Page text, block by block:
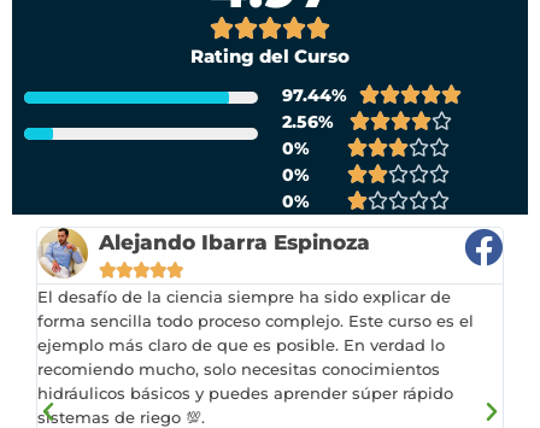

a
l
o
o
c
o
n
.
8
Rating del Curso
97.44% 
a
d
o
c
2.56% 
o
d
o
n
0% 
l
a
d
o
0% 
a
r
a
c
0% 
V
o
r
o
Alejando Ibarra Espinoza

El desafío de la ciencia siempre ha sido explicar de
forma sencilla todo proceso complejo. Este curso es el
ejemplo más claro de que es posible. En verdad lo
recomiendo mucho, solo necesitas conocimientos
hidráulicos básicos y puedes aprender súper rápido
sistemas de riego 💯.